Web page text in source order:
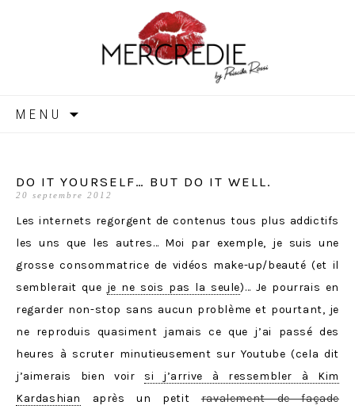
MERCREDIE
MENU
DO IT YOURSELF… BUT DO IT WELL.
20 septembre 2012
Les internets regorgent de contenus tous plus addictifs
les uns que les autres… Moi par exemple, je suis une
grosse consommatrice de vidéos make-up/beauté (et il
semblerait que je ne sois pas la seule)… Je pourrais en
regarder non-stop sans aucun problème et pourtant, je
ne reproduis quasiment jamais ce que j’ai passé des
heures à scruter minutieusement sur Youtube (cela dit
j’aimerais bien voir si j’arrive à ressembler à Kim
Kardashian
après un petitravalement de façade